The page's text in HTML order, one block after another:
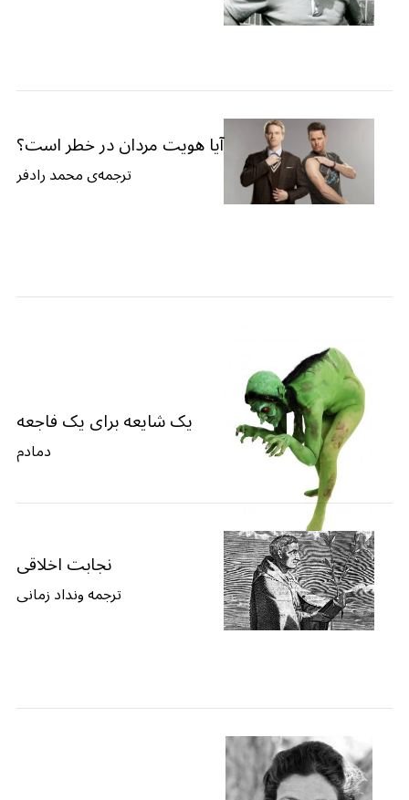
آیا هویت مردان در خطر است؟
ترجمه‌ی محمد رادفر
یک شایعه برای یک فاجعه
دمادم
نجابت اخلاقی
ترجمه ونداد زمانی